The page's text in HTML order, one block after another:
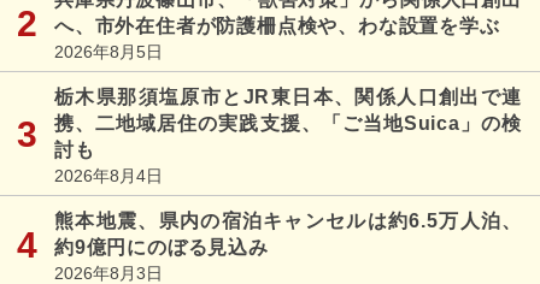
へ、市外在住者が防護柵点検や、わな設置を学ぶ
2026年8月5日
栃木県那須塩原市とJR東日本、関係人口創出で連
携、二地域居住の実践支援、「ご当地Suica」の検
討も
2026年8月4日
熊本地震、県内の宿泊キャンセルは約6.5万人泊、
約9億円にのぼる見込み
2026年8月3日